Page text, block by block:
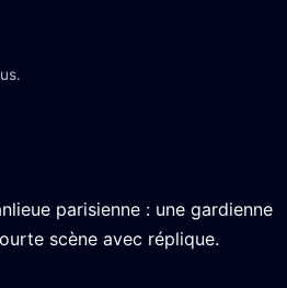
parisienne : une gardienne
scène avec réplique.